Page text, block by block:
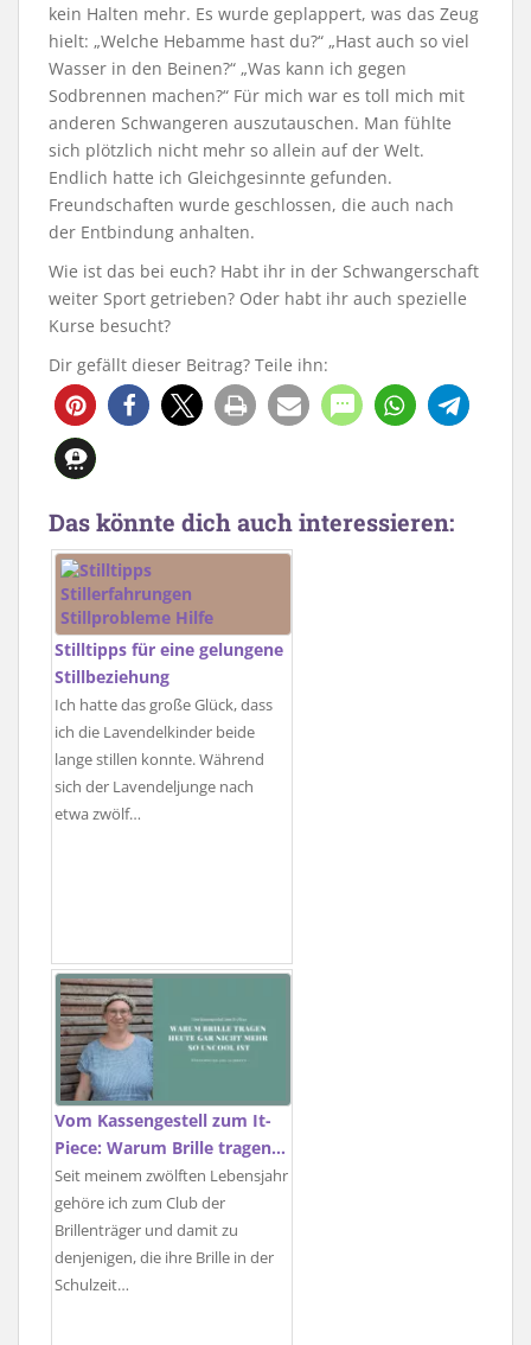
kein Halten mehr. Es wurde geplappert, was das Zeug
hielt: „Welche Hebamme hast du?“ „Hast auch so viel
Wasser in den Beinen?“ „Was kann ich gegen
Sodbrennen machen?“ Für mich war es toll mich mit
anderen Schwangeren auszutauschen. Man fühlte
sich plötzlich nicht mehr so allein auf der Welt.
Endlich hatte ich Gleichgesinnte gefunden.
Freundschaften wurde geschlossen, die auch nach
der Entbindung anhalten.
Wie ist das bei euch? Habt ihr in der Schwangerschaft
weiter Sport getrieben? Oder habt ihr auch spezielle
Kurse besucht?
Dir gefällt dieser Beitrag? Teile ihn:
Das könnte dich auch interessieren:
Stilltipps für eine gelungene
Stillbeziehung
Ich hatte das große Glück, dass
ich die Lavendelkinder beide
lange stillen konnte. Während
sich der Lavendeljunge nach
etwa zwölf…
Vom Kassengestell zum It-
Piece: Warum Brille tragen…
Seit meinem zwölften Lebensjahr
gehöre ich zum Club der
Brillenträger und damit zu
denjenigen, die ihre Brille in der
Schulzeit…